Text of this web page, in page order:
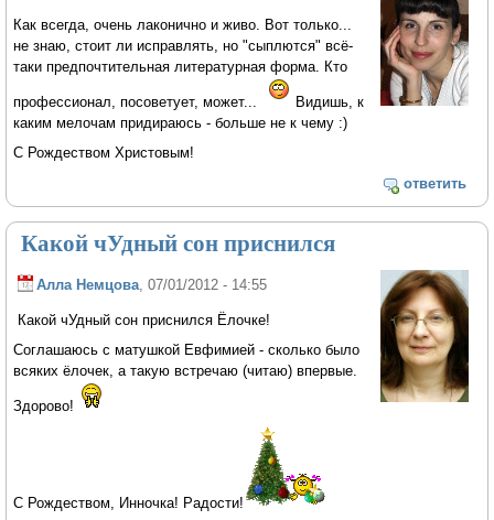
Как всегда, очень лаконично и живо. Вот только...
не знаю, стоит ли исправлять, но "сыплются" всё-
таки предпочтительная литературная форма. Кто
профессионал, посоветует, может...
Видишь, к
каким мелочам придираюсь - больше не к чему :)
С Рождеством Христовым!
ответить
Какой чУдный сон приснился
Алла Немцова , 07/01/2012 - 14:55
Какой чУдный сон приснился Ёлочке!
Соглашаюсь с матушкой Евфимией - сколько было
всяких ёлочек, а такую встречаю (читаю) впервые.
Здорово!
С Рождеством, Инночка! Радости!